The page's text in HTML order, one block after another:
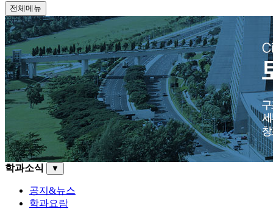
전체메뉴
학과소식 ▼
공지&뉴스
학과요람